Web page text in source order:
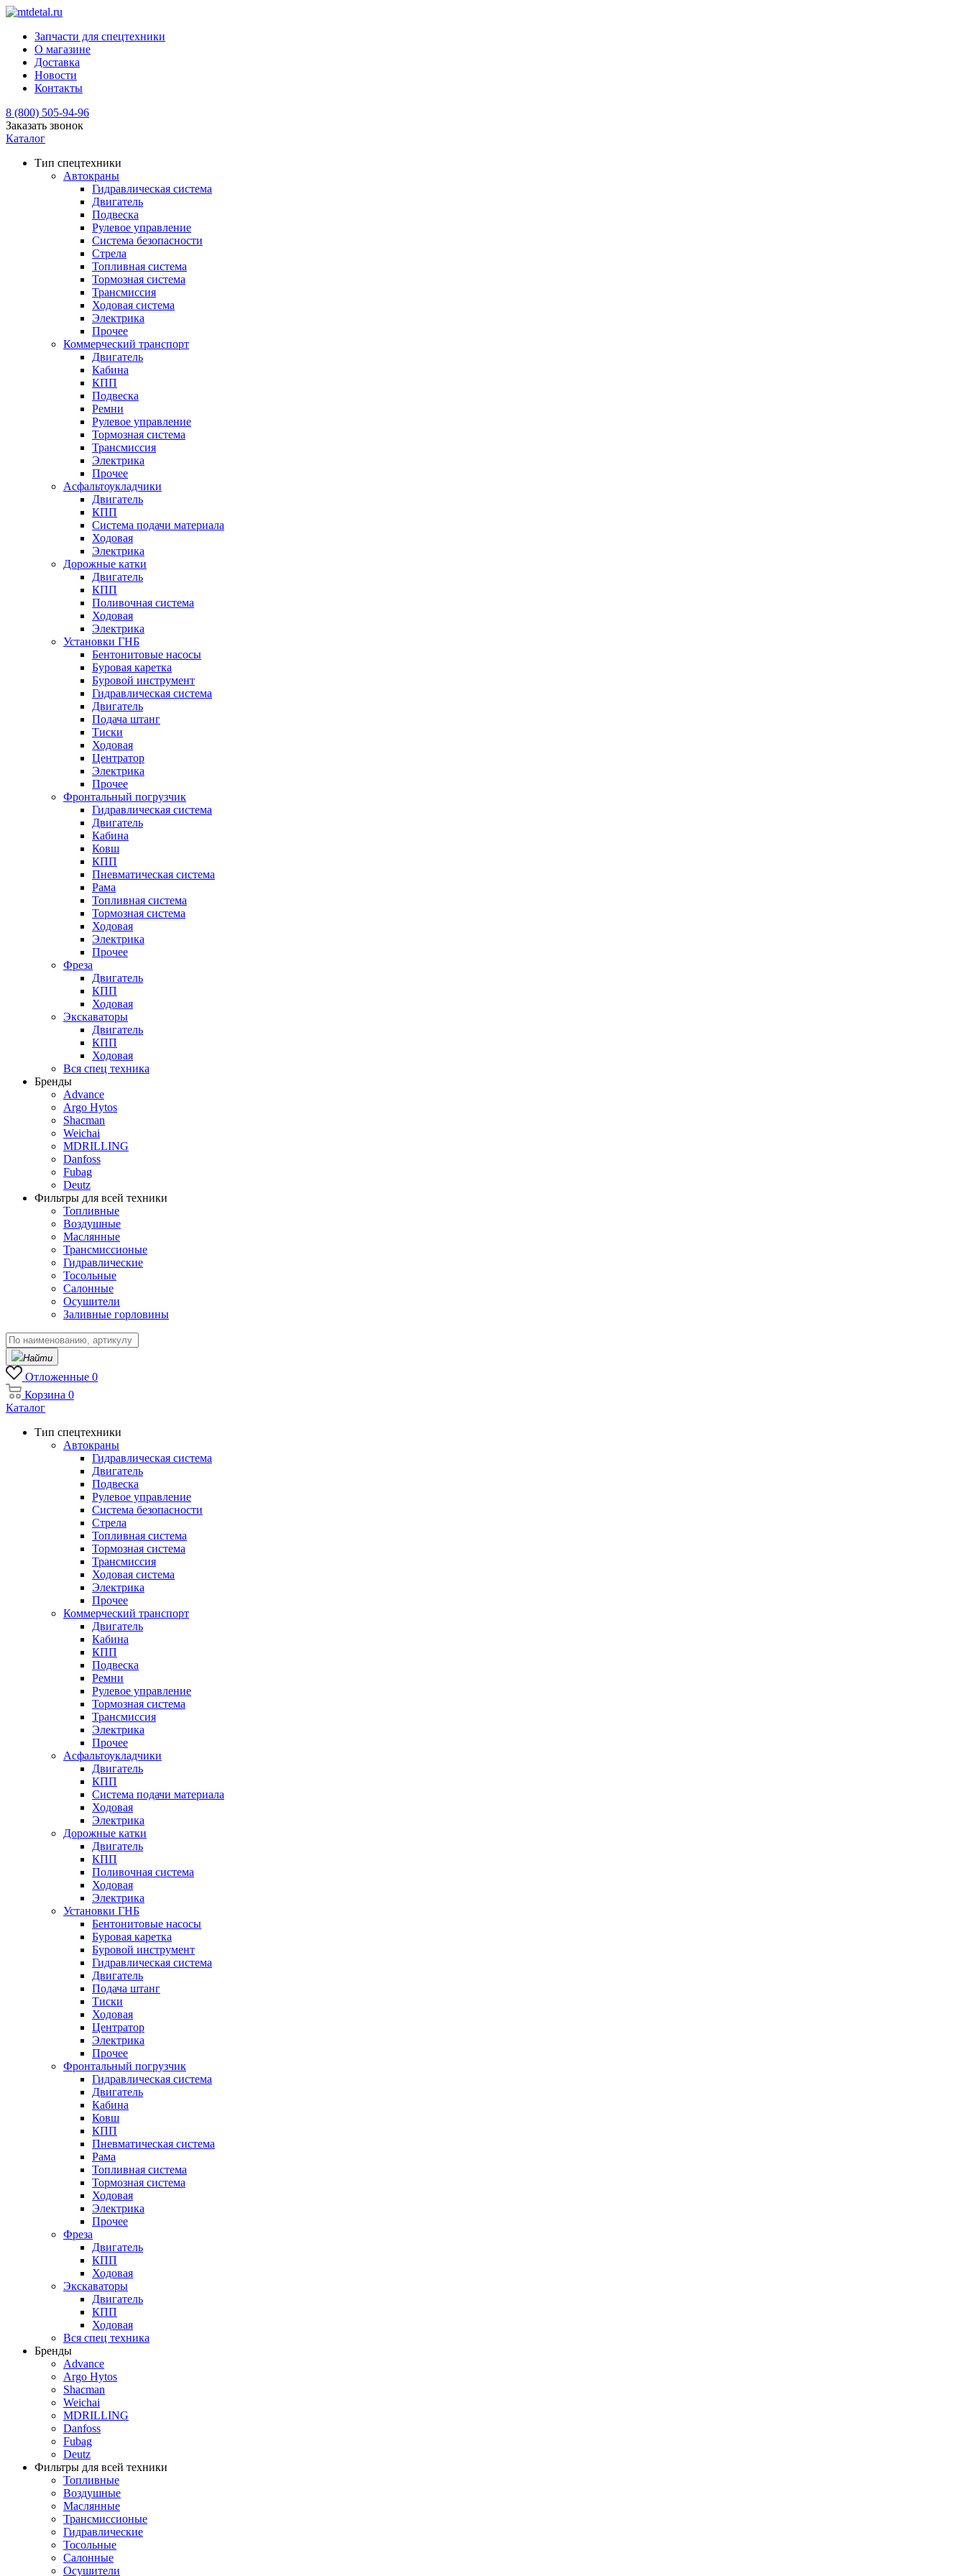
Запчасти для спецтехники
О магазине
Доставка
Новости
Контакты
8 (800) 505-94-96
Заказать звонок
Каталог
Тип спецтехники
Автокраны
Гидравлическая система
Двигатель
Подвеска
Рулевое управление
Система безопасности
Стрела
Топливная система
Тормозная система
Трансмиссия
Ходовая система
Электрика
Прочее
Коммерческий транспорт
Двигатель
Кабина
КПП
Подвеска
Ремни
Рулевое управление
Тормозная система
Трансмиссия
Электрика
Прочее
Асфальтоукладчики
Двигатель
КПП
Система подачи материала
Ходовая
Электрика
Дорожные катки
Двигатель
КПП
Поливочная система
Ходовая
Электрика
Установки ГНБ
Бентонитовые насосы
Буровая каретка
Буровой инструмент
Гидравлическая система
Двигатель
Подача штанг
Тиски
Ходовая
Центратор
Электрика
Прочее
Фронтальный погрузчик
Гидравлическая система
Двигатель
Кабина
Ковш
КПП
Пневматическая система
Рама
Топливная система
Тормозная система
Ходовая
Электрика
Прочее
Фреза
Двигатель
КПП
Ходовая
Экскаваторы
Двигатель
КПП
Ходовая
Вся спец техника
Бренды
Advance
Argo Hytos
Shacman
Weichai
MDRILLING
Danfoss
Fubag
Deutz
Фильтры для всей техники
Топливные
Воздушные
Маслянные
Трансмиссионые
Гидравлические
Тосольные
Салонные
Осушители
Заливные горловины
Найти
Отложенные 0
Корзина 0
Каталог
Тип спецтехники
Автокраны
Гидравлическая система
Двигатель
Подвеска
Рулевое управление
Система безопасности
Стрела
Топливная система
Тормозная система
Трансмиссия
Ходовая система
Электрика
Прочее
Коммерческий транспорт
Двигатель
Кабина
КПП
Подвеска
Ремни
Рулевое управление
Тормозная система
Трансмиссия
Электрика
Прочее
Асфальтоукладчики
Двигатель
КПП
Система подачи материала
Ходовая
Электрика
Дорожные катки
Двигатель
КПП
Поливочная система
Ходовая
Электрика
Установки ГНБ
Бентонитовые насосы
Буровая каретка
Буровой инструмент
Гидравлическая система
Двигатель
Подача штанг
Тиски
Ходовая
Центратор
Электрика
Прочее
Фронтальный погрузчик
Гидравлическая система
Двигатель
Кабина
Ковш
КПП
Пневматическая система
Рама
Топливная система
Тормозная система
Ходовая
Электрика
Прочее
Фреза
Двигатель
КПП
Ходовая
Экскаваторы
Двигатель
КПП
Ходовая
Вся спец техника
Бренды
Advance
Argo Hytos
Shacman
Weichai
MDRILLING
Danfoss
Fubag
Deutz
Фильтры для всей техники
Топливные
Воздушные
Маслянные
Трансмиссионые
Гидравлические
Тосольные
Салонные
Осушители